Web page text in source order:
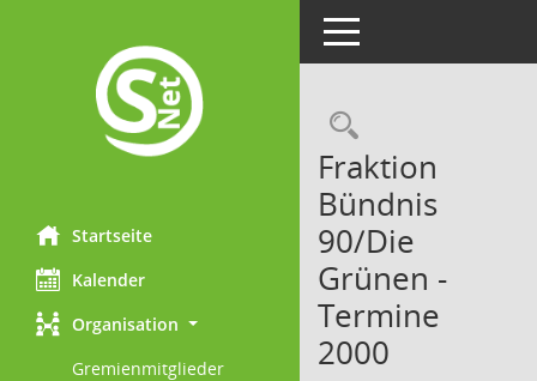
Startseite
Kalender
Organisation
Gremienmitglieder
Toggle navigation
Fraktion
Bündnis
90/Die
Grünen -
Termine
2000